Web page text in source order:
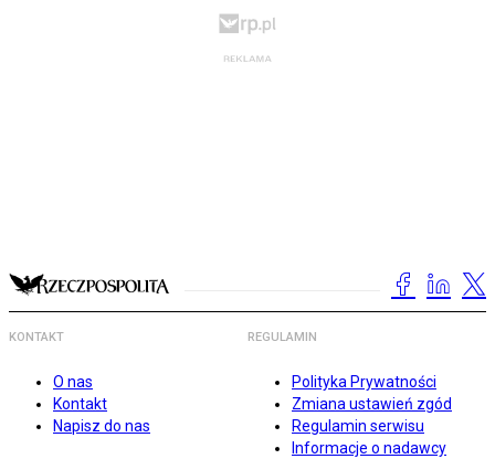
KONTAKT
O nas
Kontakt
Napisz do nas
REGULAMIN
Polityka Prywatności
Zmiana ustawień zgód
Regulamin serwisu
Informacje o nadawcy